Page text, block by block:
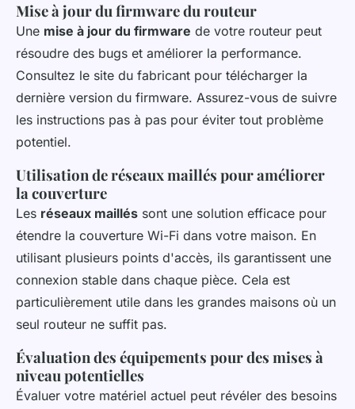
Mise à jour du firmware du routeur
Une mise à jour du firmware de votre routeur peut
résoudre des bugs et améliorer la performance.
Consultez le site du fabricant pour télécharger la
dernière version du firmware. Assurez-vous de suivre
les instructions pas à pas pour éviter tout problème
potentiel.
Utilisation de réseaux maillés pour améliorer
la couverture
Les réseaux maillés sont une solution efficace pour
étendre la couverture Wi-Fi dans votre maison. En
utilisant plusieurs points d'accès, ils garantissent une
connexion stable dans chaque pièce. Cela est
particulièrement utile dans les grandes maisons où un
seul routeur ne suffit pas.
Évaluation des équipements pour des mises à
niveau potentielles
Évaluer votre matériel actuel peut révéler des besoins